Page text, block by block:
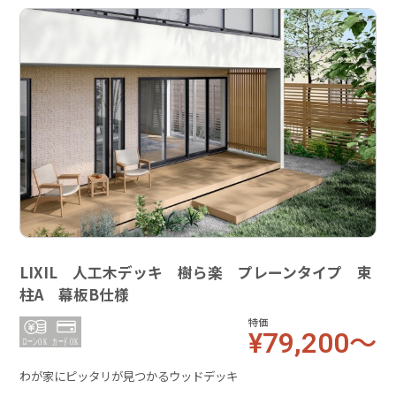
LIXIL 人工木デッキ 樹ら楽 プレーンタイプ 束
柱A 幕板B仕様
特価
¥79,200～
わが家にピッタリが見つかるウッドデッキ